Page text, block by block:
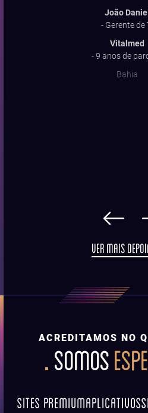
João Daniel
- Gerente de
Vitalmed
- 9 anos de
Bahia
VER MAIS
ACREDITAMOS NO
SOMOS
SITES PREMIUMAPLICATIVOS